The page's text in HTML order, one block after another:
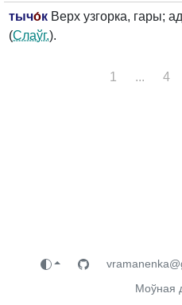
тычо́к Верх узгорка, гары;
(Слаўг.).
1 ... 4
Моўная